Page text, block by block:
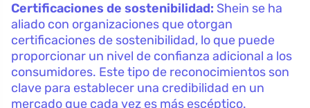
Certificaciones de sostenibilidad: Shein se ha
aliado con organizaciones que otorgan
certificaciones de sostenibilidad, lo que puede
proporcionar un nivel de confianza adicional a los
consumidores. Este tipo de reconocimientos son
clave para establecer una credibilidad en un
mercado que cada vez es más escéptico.